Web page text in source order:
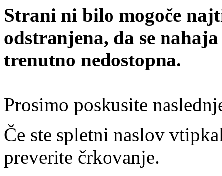
Strani ni bilo mogoče
odstranjena, da se
trenutno nedostopna.
Prosimo poskusite
Če ste spletni naslov
preverite črkovanje.